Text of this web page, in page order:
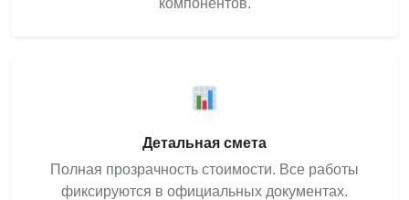
компонентов.
Детальная смета
Полная прозрачность стоимости. Все работы
фиксируются в официальных документах.